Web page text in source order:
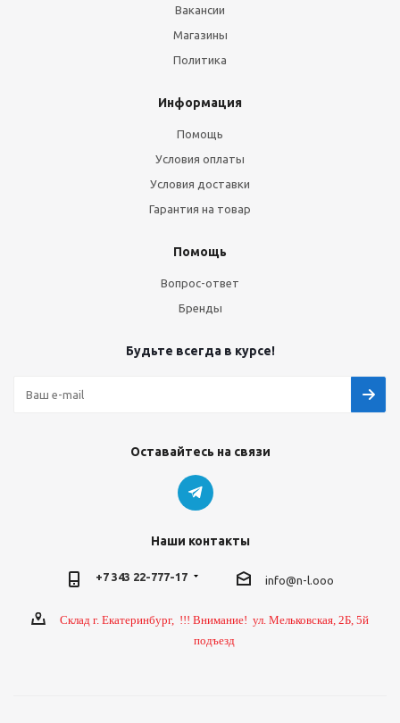
Вакансии
Магазины
Политика
Информация
Помощь
Условия оплаты
Условия доставки
Гарантия на товар
Помощь
Вопрос-ответ
Бренды
Будьте всегда в курсе!
Оставайтесь на связи
Наши контакты
+7 343 22-777-17 info@n-l.ooo
Склад г. Екатеринбург, !!! Внимание! ул. Мельковская, 2Б, 5й
подъезд